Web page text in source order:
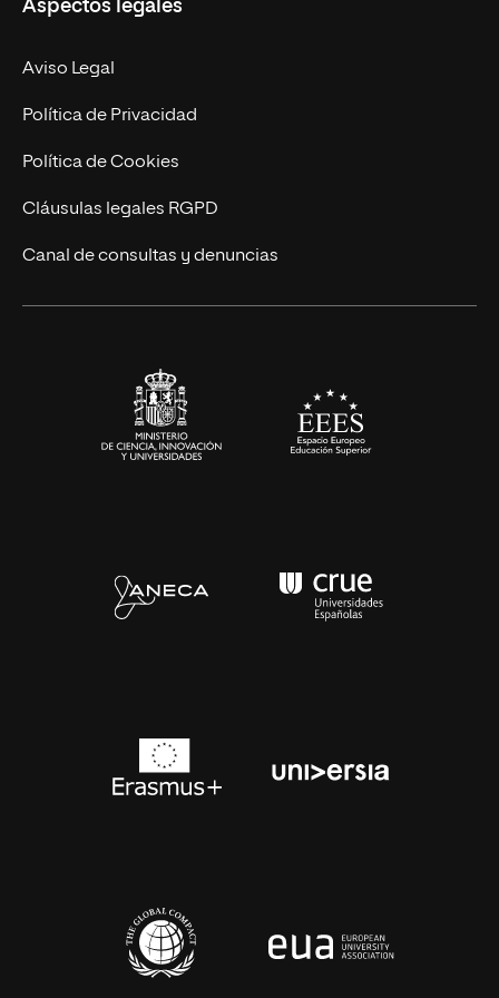
Doctorados
Experto Universitario
Postgrados
Cursos Universitarios
Facultades
Nuestro Equipo
Trabaja en UNIR
Actualidad
UNIR Revista
Eventos
Aspectos legales
Aviso Legal
Política de Privacidad
Política de Cookies
Cláusulas legales RGPD
Canal de consultas y denuncias